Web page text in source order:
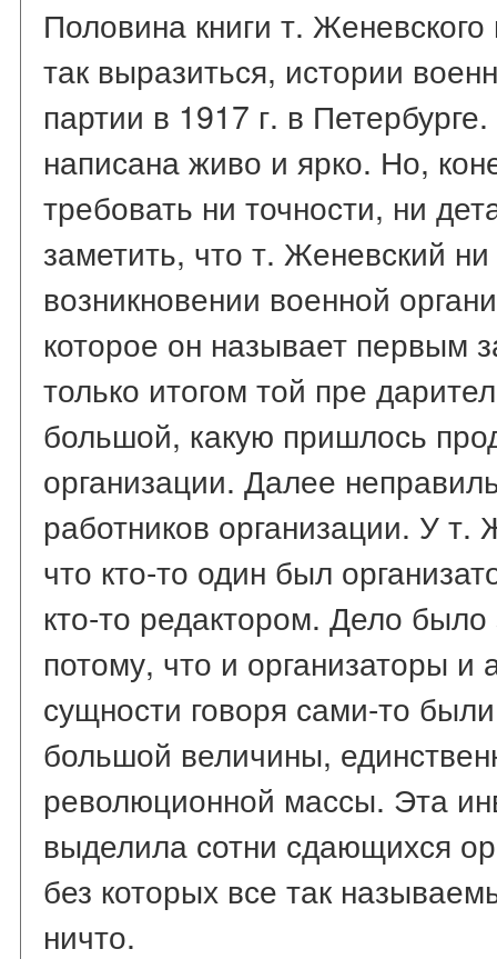
Половина книги т.
так выразиться, истории
партии в 1917 г. в
написана живо и ярко. Но,
требовать ни точности, ни
заметить, что т. Женевский
возникновении военной
которое он называет первым
только итогом той пре
большой, какую пришлось
организации. Далее
работников организации. У т.
что кто-то один был
кто-то редактором. Дело
потому, что и организаторы и
сущности говоря сами-то
большой величины,
революционной массы. Эта
выделила сотни сдающихся
без которых все так
ничто.